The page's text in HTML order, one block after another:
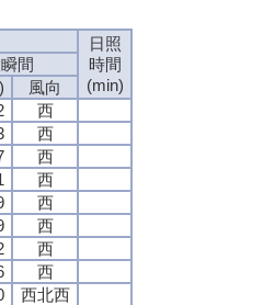
日照
時間
(min)
間
風向
西
西
西
西
西
西
西
西
西北西